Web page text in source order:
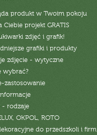
produkt w Twoim pokoju
projekt GRATIS
zdjęć i grafik!
grafiki i produkty
zdjęcie - wytyczne
wybrać?
zastosowanie
- rodzaje
OKPOL, ROTO
do przedszkoli i firm